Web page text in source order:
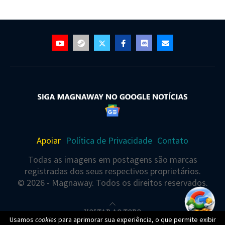
Apoiar Política de Privacidade Contato
Todas as imagens em postagens são marcas
registradas dos seus respectivos proprietários.
© 2026 - Magnaway. Todos os direitos reservados.
VOLTAR AO TOPO
Usamos cookies para aprimorar sua experiência, o que permite exibir